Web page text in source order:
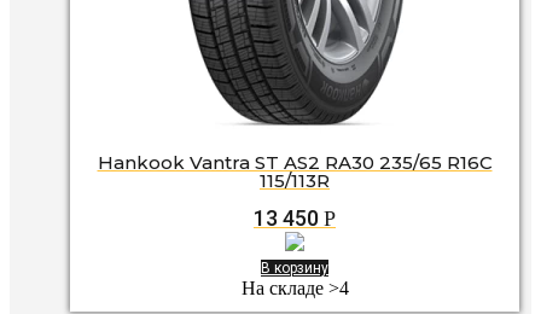
Hankook Vantra ST AS2 RA30 235/65 R16C
115/113R
13 450 Р
В корзину
На складе >4